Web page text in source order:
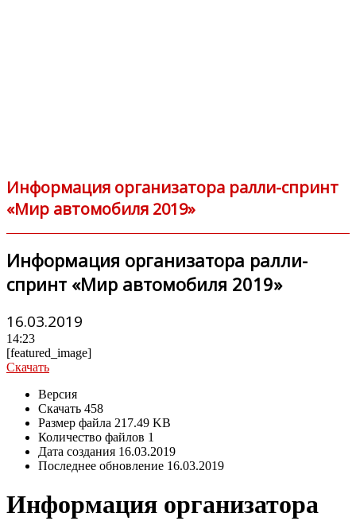
Информация организатора ралли-спринт
«Мир автомобиля 2019»
Информация организатора ралли-
спринт «Мир автомобиля 2019»
16.03.2019
14:23
[featured_image]
Скачать
Версия
Скачать 458
Размер файла 217.49 KB
Количество файлов 1
Дата создания 16.03.2019
Последнее обновление 16.03.2019
Информация организатора